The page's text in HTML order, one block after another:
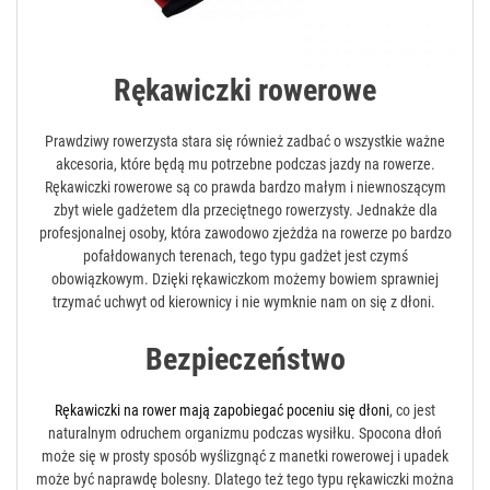
Rękawiczki rowerowe
Prawdziwy rowerzysta stara się również zadbać o wszystkie ważne
akcesoria, które będą mu potrzebne podczas jazdy na rowerze.
Rękawiczki rowerowe są co prawda bardzo małym i niewnoszącym
zbyt wiele gadżetem dla przeciętnego rowerzysty. Jednakże dla
profesjonalnej osoby, która zawodowo zjeżdża na rowerze po bardzo
pofałdowanych terenach, tego typu gadżet jest czymś
obowiązkowym. Dzięki rękawiczkom możemy bowiem sprawniej
trzymać uchwyt od kierownicy i nie wymknie nam on się z dłoni.
Bezpieczeństwo
Rękawiczki na rower mają zapobiegać poceniu się dłoni, co jest
naturalnym odruchem organizmu podczas wysiłku. Spocona dłoń
może się w prosty sposób wyślizgnąć z manetki rowerowej i upadek
może być naprawdę bolesny. Dlatego też tego typu rękawiczki można